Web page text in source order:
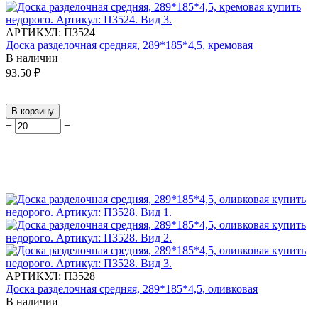
АРТИКУЛ: П3524
Доска разделочная средняя, 289*185*4,5, кремовая
В наличии
93.50 ₽
В корзину
+ −
АРТИКУЛ: П3528
Доска разделочная средняя, 289*185*4,5, оливковая
В наличии